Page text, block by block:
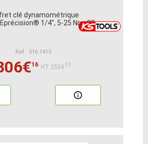
clé dynamométrique
1/4'', 5-25 Nm, 32 pcs
Ref : 516.1415
16 HT:255€13